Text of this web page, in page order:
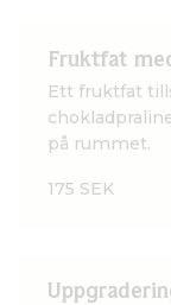
Fruktfat
Ett fruktfat
på rummet.
175 SEK